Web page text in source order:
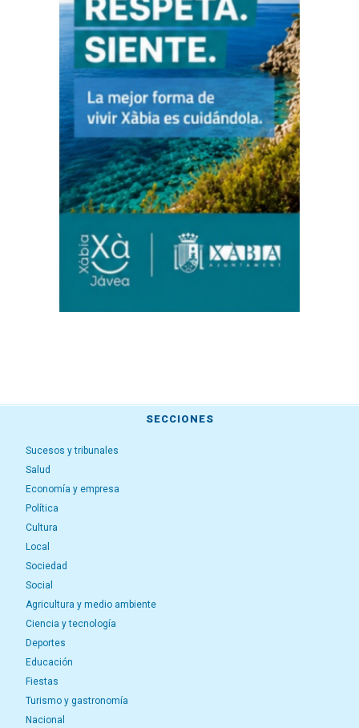
SECCIONES
Sucesos y tribunales
Salud
Economía y empresa
Política
Cultura
Local
Sociedad
Social
Agricultura y medio ambiente
Ciencia y tecnología
Deportes
Educación
Fiestas
Turismo y gastronomía
Nacional